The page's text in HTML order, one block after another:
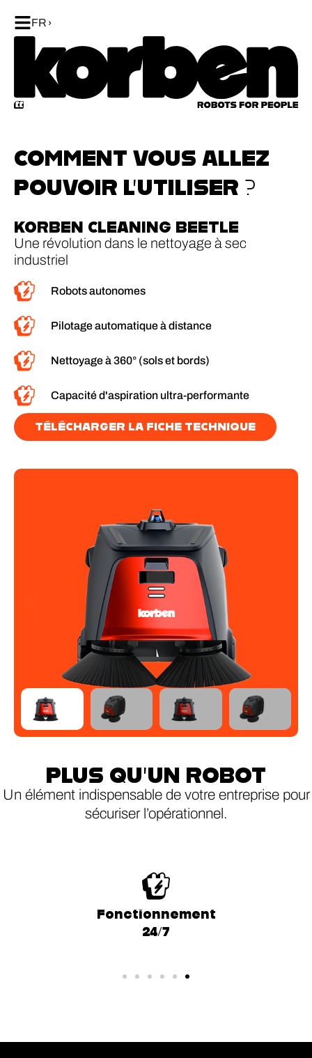
FR
COMMENT VOUS ALLEZ
POUVOIR L’UTILISER ?
KORBEN CLEANING BEETLE
Une révolution dans le nettoyage à sec
industriel
Robots autonomes
Pilotage automatique à distance
Nettoyage à 360° (sols et bords)
Capacité d'aspiration ultra-performante
TÉLÉCHARGER LA FICHE TECHNIQUE
PLUS QU’UN ROBOT
Un élément indispensable de votre entreprise pour
sécuriser l’opérationnel.
Fonctionnement
24/7